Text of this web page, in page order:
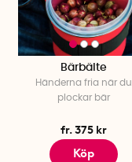
Bärbälte
Händerna fria när du
plockar bär
fr. 375 kr
Köp